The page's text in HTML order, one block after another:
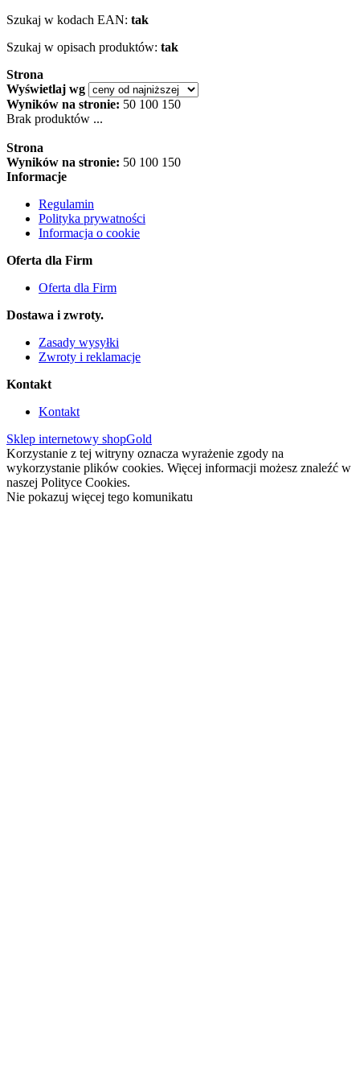
Szukaj w kodach EAN: tak
Szukaj w opisach produktów: tak
Strona
Wyświetlaj wg
Wyników na stronie: 50 100 150
Brak produktów ...
Strona
Wyników na stronie: 50 100 150
Informacje
Regulamin
Polityka prywatności
Informacja o cookie
Oferta dla Firm
Oferta dla Firm
Dostawa i zwroty.
Zasady wysyłki
Zwroty i reklamacje
Kontakt
Kontakt
Sklep internetowy shopGold
Korzystanie z tej witryny oznacza wyrażenie zgody na
wykorzystanie plików cookies. Więcej informacji możesz znaleźć w
naszej Polityce Cookies.
Nie pokazuj więcej tego komunikatu